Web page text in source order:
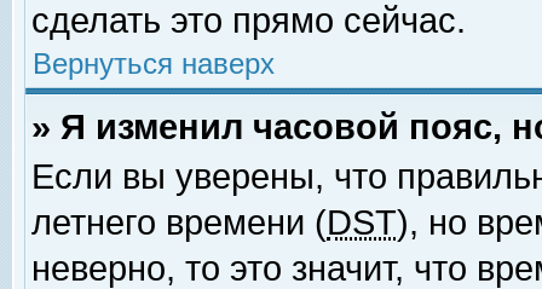
сделать это прямо сейчас.
Вернуться наверх
» Я изменил часовой пояс,
Если вы уверены, что
летнего времени (DST), но
неверно, то это значит, что